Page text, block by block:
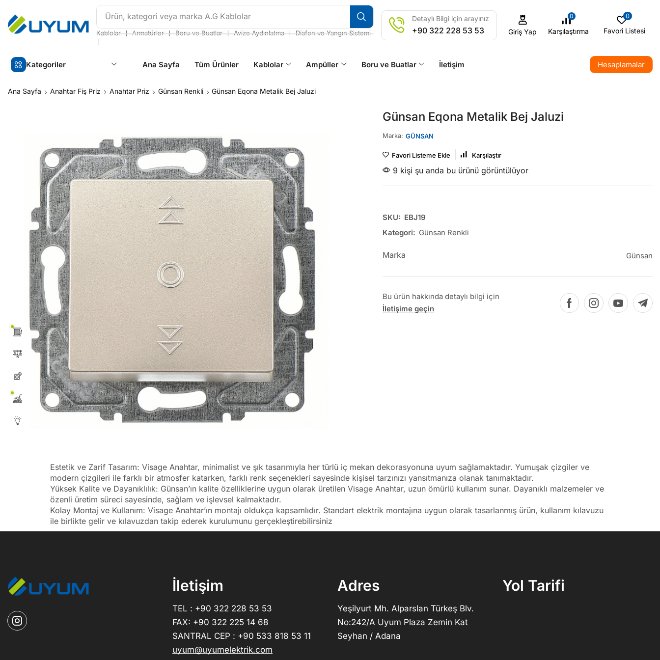
Ürün, kategori veya marka A.G Kablolar
Kablolar ❘ Armatürler ❘ Boru ve Buatlar ❘ Avize Aydınlatma ❘ Diafon ve Yangın Sistemi
❘
Detaylı Bilgi için arayınız
+90 322 228 53 53 Giriş Yap
0
Karşılaştırma
0
Favori Listesi
Kategoriler Ana Sayfa Tüm Ürünler Kablolar Ampüller Boru ve Buatlar İletişim Hesaplamalar
Ana Sayfa Anahtar Fiş Priz Anahtar Priz Günsan Renkli Günsan Eqona Metalik Bej Jaluzi
Günsan Eqona Metalik Bej Jaluzi
Marka: GÜNSAN
Favori Listeme Ekle Karşılaştır
9 kişi şu anda bu ürünü görüntülüyor
SKU: EBJ19
Kategori: Günsan Renkli
Marka Günsan
Bu ürün hakkında detaylı bilgi için
İletişime geçin
Estetik ve Zarif Tasarım: Visage Anahtar, minimalist ve şık tasarımıyla her türlü iç mekan dekorasyonuna uyum sağlamaktadır. Yumuşak çizgiler ve
modern çizgileri ile farklı bir atmosfer katarken, farklı renk seçenekleri sayesinde kişisel tarzınızı yansıtmanıza olanak tanımaktadır.
Yüksek Kalite ve Dayanıklılık: Günsan’ın kalite özelliklerine uygun olarak üretilen Visage Anahtar, uzun ömürlü kullanım sunar. Dayanıklı malzemeler ve
özenli üretim süreci sayesinde, sağlam ve işlevsel kalmaktadır.
Kolay Montaj ve Kullanım: Visage Anahtar’ın montajı oldukça kapsamlıdır. Standart elektrik montajına uygun olarak tasarlanmış ürün, kullanım kılavuzu
ile birlikte gelir ve kılavuzdan takip ederek kurulumunu gerçekleştirebilirsiniz
İletişim
TEL : +90 322 228 53 53
FAX: +90 322 225 14 68
SANTRAL CEP : +90 533 818 53 11
uyum@uyumelektrik.com
Adres
Yeşilyurt Mh. Alparslan Türkeş Blv.
No:242/A Uyum Plaza Zemin Kat
Seyhan / Adana
Yol Tarifi